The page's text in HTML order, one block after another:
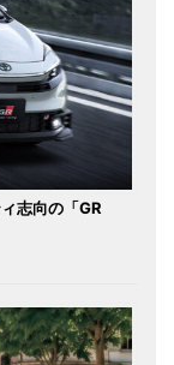
志向の「GR